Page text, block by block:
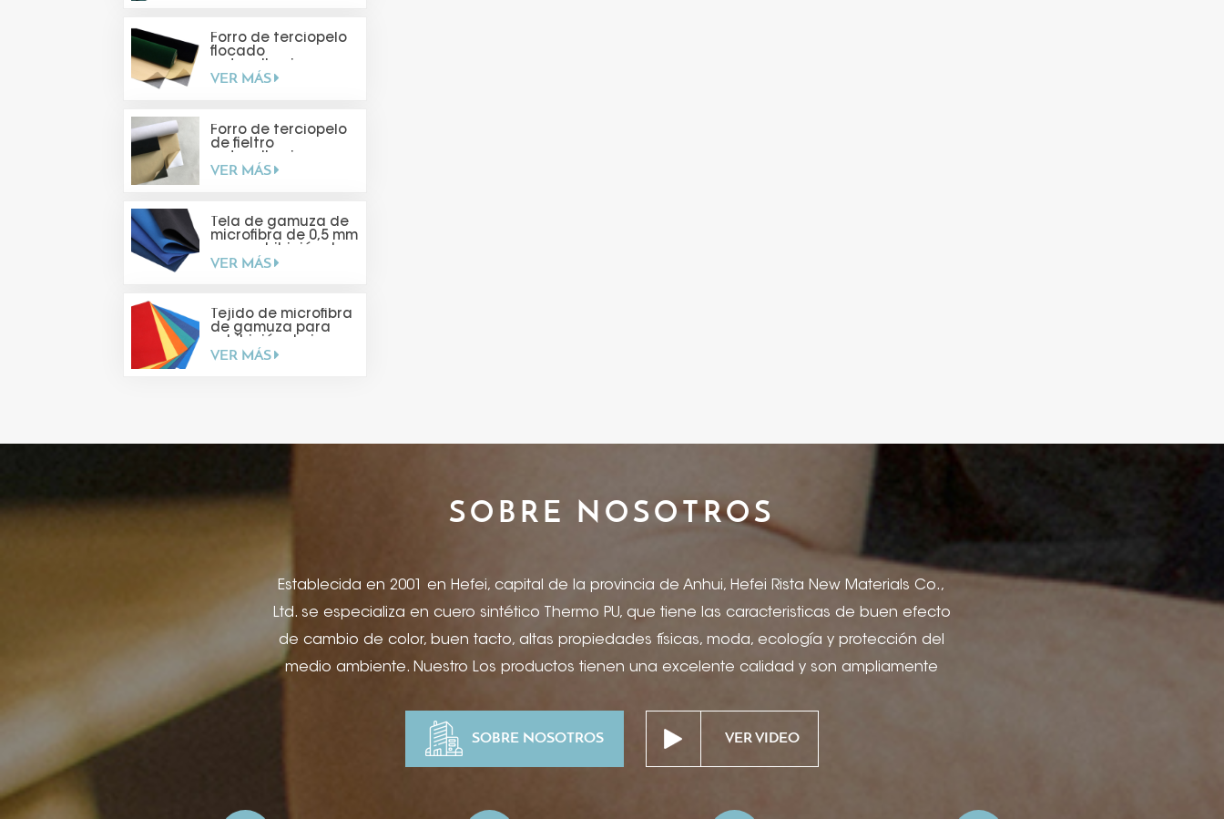
Forro de terciopelo
flocado
VER MÁS
Forro de terciopelo
de fieltro
hacer tú mismo
VER MÁS
Tela de gamuza de
microfibra de 0,5 mm
joyas
VER MÁS
Tejido de microfibra
de gamuza para
VER MÁS
SOBRE NOSOTROS
Establecida en 2001 en Hefei, capital de la provincia de Anhui, Hefei Rista New Materials Co.,
Ltd. se especializa en cuero sintético Thermo PU, que tiene las caracteristicas de buen efecto
de cambio de color, buen tacto, altas propiedades físicas, moda, ecología y protección del
medio ambiente. Nuestro Los productos tienen una excelente calidad y son ampliamente
cuadernos y libros, portadas de productos electrónicos, encuadernación para cajas de
regalo, cajas de vino, joyero y paquete, suministros de escritorio de hotel, proyectos de
SOBRE NOSOTROS VER VIDEO